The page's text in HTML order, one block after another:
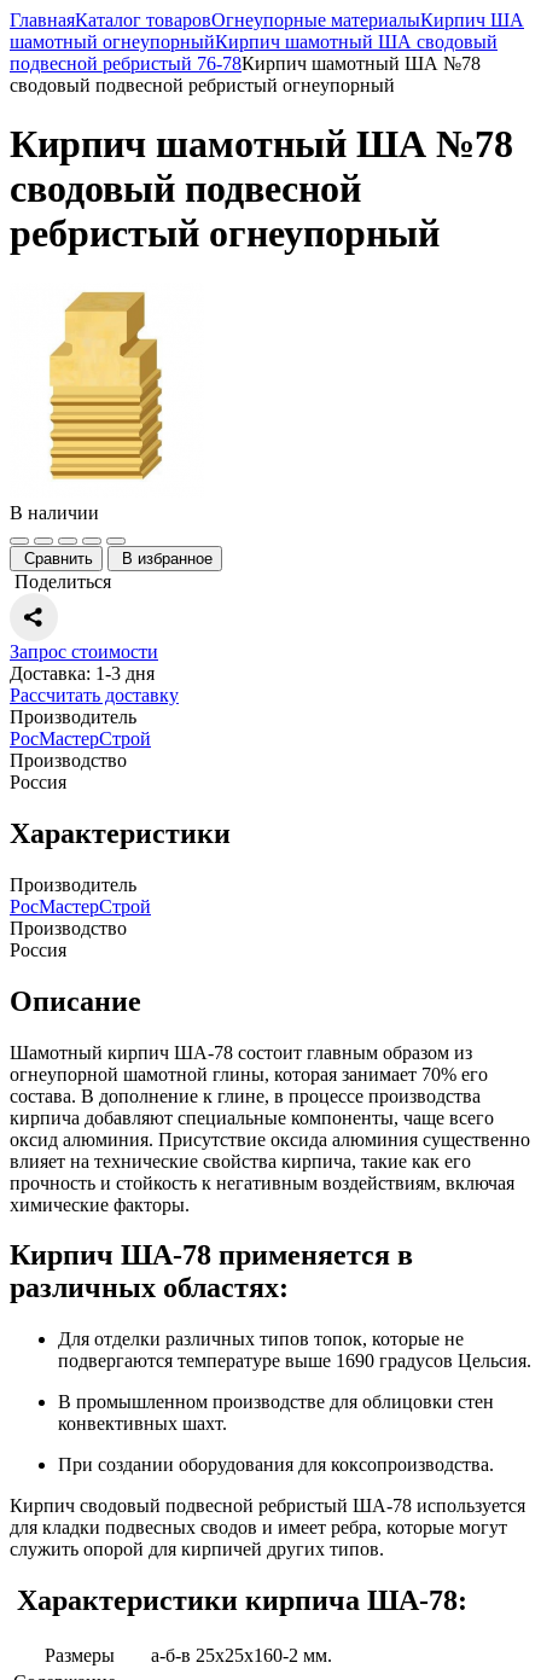
ГлавнаяКаталог товаровОгнеупорные материалыКирпич ША
шамотный огнеупорныйКирпич шамотный ША сводовый
подвесной ребристый 76-78Кирпич шамотный ША №78
сводовый подвесной ребристый огнеупорный
Кирпич шамотный ША №78
сводовый подвесной
ребристый огнеупорный
В наличии
Сравнить В избранное
Поделиться
Запрос стоимости
Доставка: 1-3 дня
Рассчитать доставку
Производитель
РосМастерСтрой
Производство
Россия
Характеристики
Производитель
РосМастерСтрой
Производство
Россия
Описание
Шамотный кирпич ША-78 состоит главным образом из
огнеупорной шамотной глины, которая занимает 70% его
состава. В дополнение к глине, в процессе производства
кирпича добавляют специальные компоненты, чаще всего
оксид алюминия. Присутствие оксида алюминия существенно
влияет на технические свойства кирпича, такие как его
прочность и стойкость к негативным воздействиям, включая
химические факторы.
Кирпич ША-78 применяется в
различных областях:
Для отделки различных типов топок, которые не
подвергаются температуре выше 1690 градусов Цельсия.
В промышленном производстве для облицовки стен
конвективных шахт.
При создании оборудования для коксопроизводства.
Кирпич сводовый подвесной ребристый ША-78 используется
для кладки подвесных сводов и имеет ребра, которые могут
служить опорой для кирпичей других типов.
Характеристики кирпича ША-78:
Размеры
а-б-в 25х25х160-2 мм.